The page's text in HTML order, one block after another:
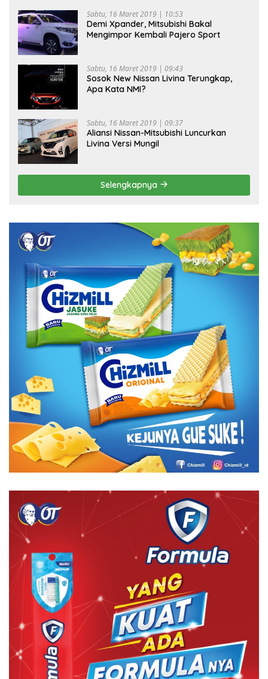
Sabtu, 16 Maret 2019 | 10:53
Demi Xpander, Mitsubishi Bakal
Mengimpor Kembali Pajero Sport
Sabtu, 16 Maret 2019 | 09:43
Sosok New Nissan Livina Terungkap,
Apa Kata NMI?
Sabtu, 16 Maret 2019 | 09:37
Aliansi Nissan-Mitsubishi Luncurkan
Livina Versi Mungil
Selengkapnya